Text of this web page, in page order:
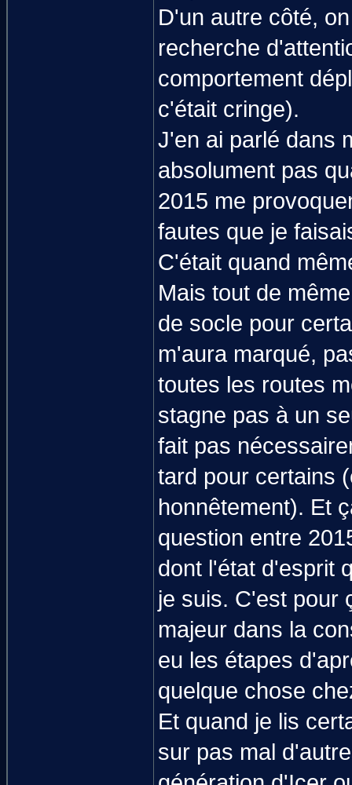
D'un autre côté,
recherche
comportement
c'était cringe).
J'en ai parlé dans
absolument pas
2015 me
fautes que je
C'était quand
Mais tout de
de socle pour
m'aura marqué,
toutes les routes
stagne pas à un
fait pas
tard pour certains
honnêtement). Et
question entre
dont l'état d'esprit
je suis. C'est pour
majeur dans la
eu les étapes
quelque chose
Et quand je lis
sur pas mal